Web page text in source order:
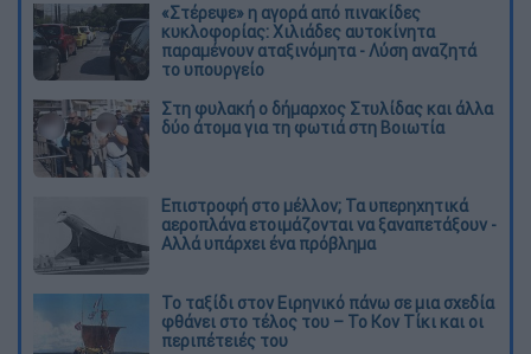
«Στέρεψε» η αγορά από πινακίδες
κυκλοφορίας: Χιλιάδες αυτοκίνητα
παραμένουν αταξινόμητα - Λύση αναζητά
το υπουργείο
Στη φυλακή ο δήμαρχος Στυλίδας και άλλα
δύο άτομα για τη φωτιά στη Βοιωτία
Επιστροφή στο μέλλον; Τα υπερηχητικά
αεροπλάνα ετοιμάζονται να ξαναπετάξουν -
Αλλά υπάρχει ένα πρόβλημα
Το ταξίδι στον Ειρηνικό πάνω σε μια σχεδία
φθάνει στο τέλος του – Το Κον Τίκι και οι
περιπέτειές του